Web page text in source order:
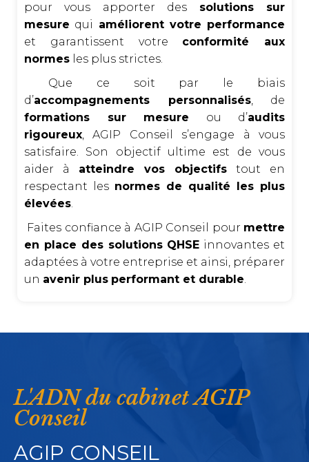
pour vous apporter des solutions sur
mesure qui améliorent votre performance
et garantissent votre conformité aux
normes les plus strictes.
Que ce soit par le biais
d’accompagnements personnalisés, de
formations sur mesure ou d’audits
rigoureux, AGIP Conseil s’engage à vous
satisfaire. Son objectif ultime est de vous
aider à atteindre vos objectifs tout en
respectant les normes de qualité les plus
élevées.
Faites confiance à AGIP Conseil pour mettre
en place des solutions QHSE innovantes et
adaptées à votre entreprise et ainsi, préparer
un avenir plus performant et durable.
L'ADN du cabinet AGIP
Conseil
AGIP CONSEIL